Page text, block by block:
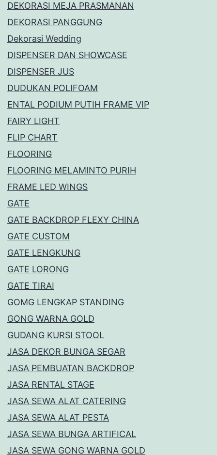
DEKORASI MEJA PRASMANAN
DEKORASI PANGGUNG
Dekorasi Wedding
DISPENSER DAN SHOWCASE
DISPENSER JUS
DUDUKAN POLIFOAM
ENTAL PODIUM PUTIH FRAME VIP
FAIRY LIGHT
FLIP CHART
FLOORING
FLOORING MELAMINTO PURIH
FRAME LED WINGS
GATE
GATE BACKDROP FLEXY CHINA
GATE CUSTOM
GATE LENGKUNG
GATE LORONG
GATE TIRAI
GOMG LENGKAP STANDING
GONG WARNA GOLD
GUDANG KURSI STOOL
JASA DEKOR BUNGA SEGAR
JASA PEMBUATAN BACKDROP
JASA RENTAL STAGE
JASA SEWA ALAT CATERING
JASA SEWA ALAT PESTA
JASA SEWA BUNGA ARTIFICAL
JASA SEWA GONG WARNA GOLD